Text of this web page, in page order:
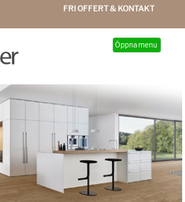
FRI OFFERT & KONTAKT
Öppna menu